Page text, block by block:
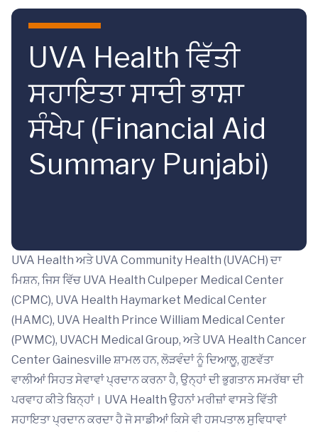
Skip to main content
UVA Health ਵਿੱਤੀ
ਸਹਾਇਤਾ ਸਾਦੀ ਭਾਸ਼ਾ
ਸੰਖੇਪ (Financial Aid
Summary Punjabi)
UVA Health ਅਤੇ UVA Community Health (UVACH) ਦਾ
ਮਿਸ਼ਨ, ਜਿਸ ਵਿੱਚ UVA Health Culpeper Medical Center
(CPMC), UVA Health Haymarket Medical Center
(HAMC), UVA Health Prince William Medical Center
(PWMC), UVACH Medical Group, ਅਤੇ UVA Health Cancer
Center Gainesville ਸ਼ਾਮਲ ਹਨ, ਲੋੜਵੰਦਾਂ ਨੂੰ ਦਿਆਲੂ, ਗੁਣਵੱਤਾ
ਵਾਲੀਆਂ ਸਿਹਤ ਸੇਵਾਵਾਂ ਪ੍ਰਦਾਨ ਕਰਨਾ ਹੈ, ਉਨ੍ਹਾਂ ਦੀ ਭੁਗਤਾਨ ਸਮਰੱਥਾ ਦੀ
ਪਰਵਾਹ ਕੀਤੇ ਬਿਨ੍ਹਾਂ। UVA Health ਉਹਨਾਂ ਮਰੀਜ਼ਾਂ ਵਾਸਤੇ ਵਿੱਤੀ
ਸਹਾਇਤਾ ਪ੍ਰਦਾਨ ਕਰਦਾ ਹੈ ਜੋ ਸਾਡੀਆਂ ਕਿਸੇ ਵੀ ਹਸਪਤਾਲ ਸੁਵਿਧਾਵਾਂ